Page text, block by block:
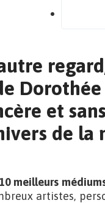
et
de
meilleurs
artistes,